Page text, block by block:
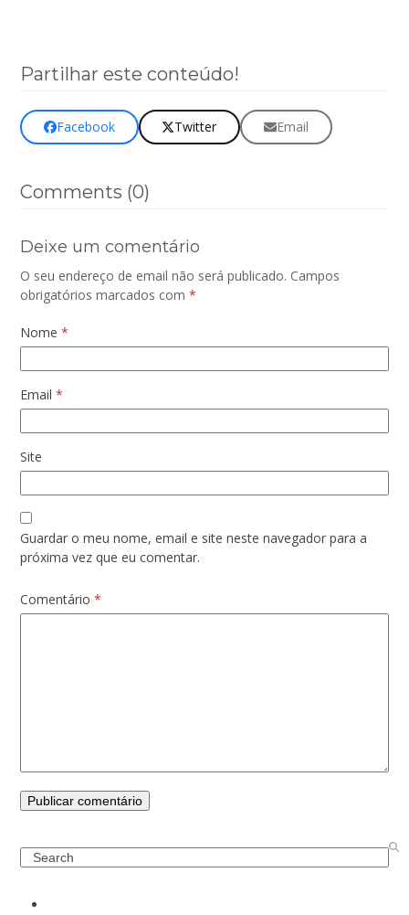
Partilhar este conteúdo!
Facebook Twitter Email
Comments (0)
Deixe um comentário
O seu endereço de email não será publicado. Campos
obrigatórios marcados com*
Nome*
Email*
Site
Guardar o meu nome, email e site neste navegador para a
próxima vez que eu comentar.
Comentário*
Search